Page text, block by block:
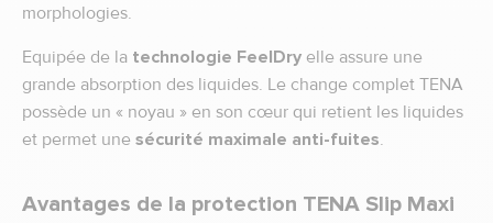
morphologies.
Equipée de la technologie FeelDry elle assure une
grande absorption des liquides. Le change complet TENA
possède un « noyau » en son cœur qui retient les liquides
et permet une sécurité maximale anti-fuites.
Avantages de la protection TENA Slip Maxi